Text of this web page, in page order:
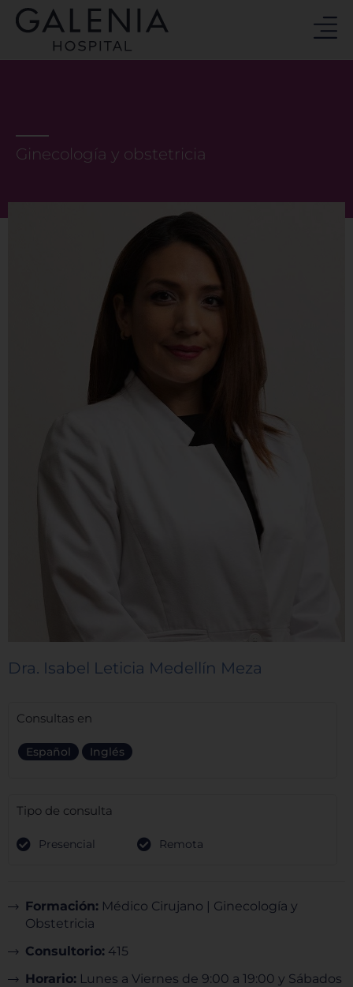
contenido
Ginecología y obstetricia
Dra. Isabel Leticia Medellín Meza
Consultas en
Español Inglés
Tipo de consulta
Presencial Remota
Formación: Médico Cirujano | Ginecología y
Obstetricia
Consultorio: 415
Horario: Lunes a Viernes de 9:00 a 19:00 y Sábados